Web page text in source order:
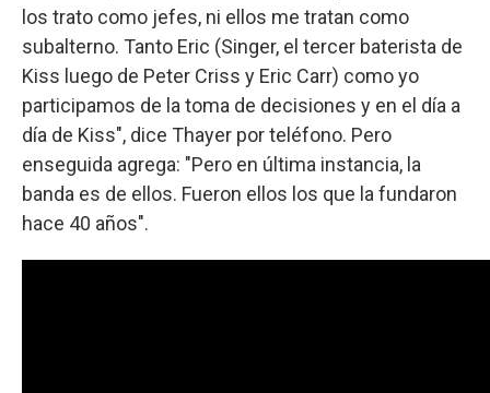
los trato como jefes, ni ellos me tratan como
subalterno. Tanto Eric (Singer, el tercer baterista de
Kiss luego de Peter Criss y Eric Carr) como yo
participamos de la toma de decisiones y en el día a
día de Kiss", dice Thayer por teléfono. Pero
enseguida agrega: "Pero en última instancia, la
banda es de ellos. Fueron ellos los que la fundaron
hace 40 años".